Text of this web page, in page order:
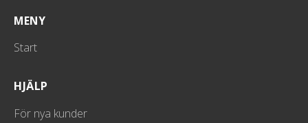
MENY
Start
HJÄLP
För nya kunder